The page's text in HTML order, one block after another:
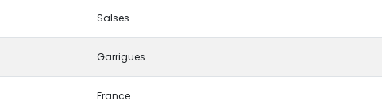
Salses
Garrigues
France